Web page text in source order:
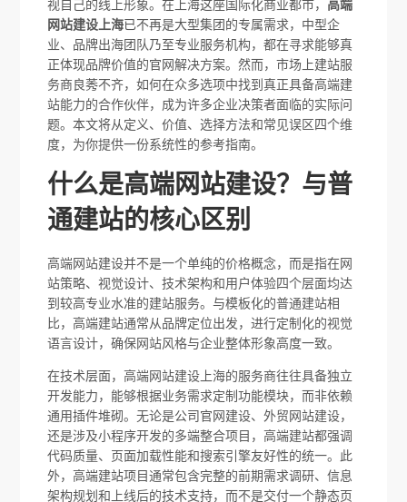
视自己的线上形象。在上海这座国际化商业都市，高端
网站建设上海已不再是大型集团的专属需求，中型企
业、品牌出海团队乃至专业服务机构，都在寻求能够真
正体现品牌价值的官网解决方案。然而，市场上建站服
务商良莠不齐，如何在众多选项中找到真正具备高端建
站能力的合作伙伴，成为许多企业决策者面临的实际问
题。本文将从定义、价值、选择方法和常见误区四个维
度，为你提供一份系统性的参考指南。
什么是高端网站建设？与普
通建站的核心区别
高端网站建设并不是一个单纯的价格概念，而是指在网
站策略、视觉设计、技术架构和用户体验四个层面均达
到较高专业水准的建站服务。与模板化的普通建站相
比，高端建站通常从品牌定位出发，进行定制化的视觉
语言设计，确保网站风格与企业整体形象高度一致。
在技术层面，高端网站建设上海的服务商往往具备独立
开发能力，能够根据业务需求定制功能模块，而非依赖
通用插件堆砌。无论是公司官网建设、外贸网站建设，
还是涉及小程序开发的多端整合项目，高端建站都强调
代码质量、页面加载性能和搜索引擎友好性的统一。此
外，高端建站项目通常包含完整的前期需求调研、信息
架构规划和上线后的技术支持，而不是交付一个静态页